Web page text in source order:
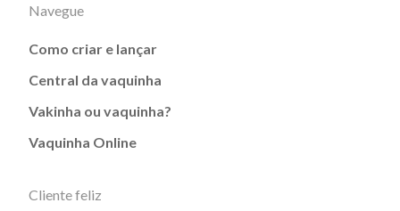
Navegue
Como criar e lançar
Central da vaquinha
Vakinha ou vaquinha?
Vaquinha Online
Cliente feliz